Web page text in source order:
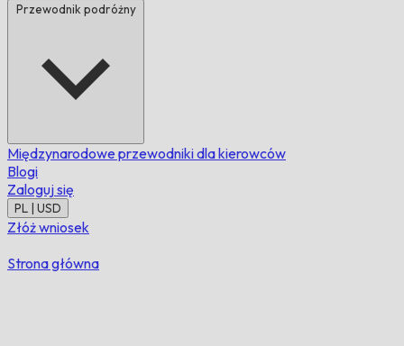
Przewodnik podróżny
Międzynarodowe przewodniki dla kierowców
Blogi
Zaloguj się
PL | USD
Złóż wniosek
Strona główna